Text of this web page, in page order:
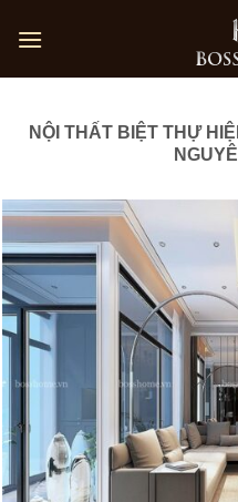
NỘI THẤT BIỆT THỰ